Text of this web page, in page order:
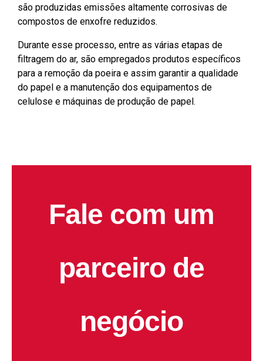
são produzidas emissões altamente corrosivas de
compostos de enxofre reduzidos.
Durante esse processo, entre as várias etapas de
filtragem do ar, são empregados produtos específicos
para a remoção da poeira e assim garantir a qualidade
do papel e a manutenção dos equipamentos de
celulose e máquinas de produção de papel.
Fale com um
parceiro de
negócio